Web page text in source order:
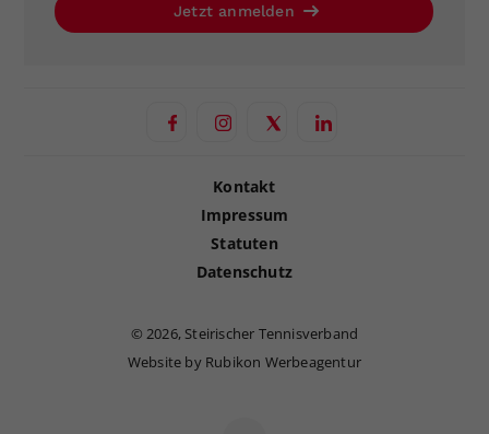
Jetzt anmelden
Kontakt
Impressum
Statuten
Datenschutz
©2026, Steirischer Tennisverband
Website by Rubikon Werbeagentur